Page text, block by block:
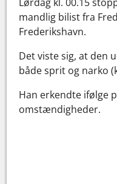
mandlig bilist fra
Frederikshavn.
Det viste sig, at den
både sprit og narko
Han erkendte ifølge
omstændigheder.